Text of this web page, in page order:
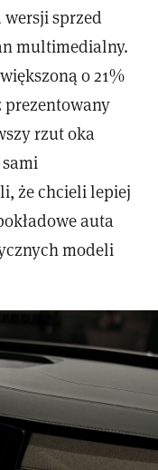
sprzed
multimedialny.
o 21%
prezentowany
rzut oka
że chcieli lepiej
auta
modeli